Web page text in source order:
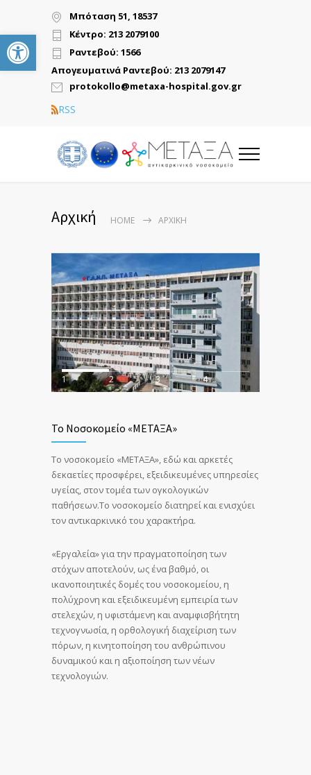
Ανοίξτε τη γραμμή εργαλείων
Μπόταση 51, 18537
Κέντρο: 213 2079100
Ραντεβού: 1566
Απογευματινά Ραντεβού: 213 2079147
protokollo@metaxa-hospital.gov.gr
RSS
Αρχική HOME ΑΡΧΙΚΉ
1 2 3 4
Το Νοσοκομείο «ΜΕΤΑΞΑ»
Το νοσοκομείο «ΜΕΤΑΞΑ», εδώ και αρκετές
δεκαετίες προσφέρει, εξειδικευμένες υπηρεσίες
υγείας, στον τομέα των ογκολογικών
παθήσεων.Το νοσοκομείο διατηρεί και ενισχύει
τον αντικαρκινικό του χαρακτήρα.
«Εργαλεία» για την πραγματοποίηση των
στόχων αποτελούν, ως ένα βαθμό, οι
ικανοποιητικές δομές του νοσοκομείου, η
πολύχρονη και εξειδικευμένη εμπειρία των
στελεχών, η υφιστάμενη και αναμφισβήτητη
τεχνογνωσία, η ορθολογική διαχείριση των
πόρων, η κινητοποίηση του ανθρώπινου
δυναμικού και η αξιοποίηση των νέων
τεχνολογιών.